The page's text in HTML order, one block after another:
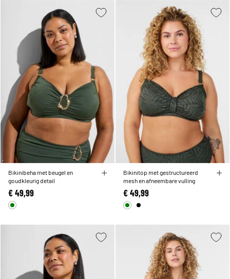
Bikinibeha met beugel en
goudkleurig detail
€ 49,99
Bikinitop met gestructureerd
mesh en afneembare vulling
€ 49,99